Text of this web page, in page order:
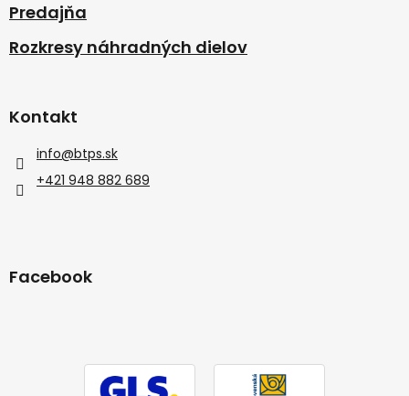
Predajňa
Rozkresy náhradných dielov
Kontakt
info@btps.sk
+421 948 882 689
Facebook